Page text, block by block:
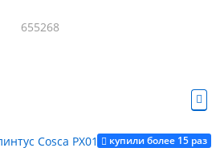
655268
купили более 15 раз